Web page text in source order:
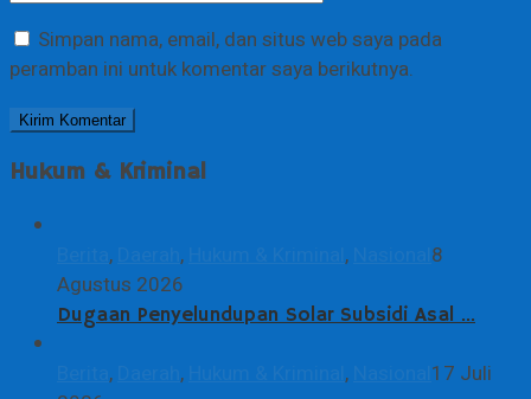
Simpan nama, email, dan situs web saya pada
peramban ini untuk komentar saya berikutnya.
Hukum & Kriminal
, , ,
8
Agustus 2026
Dugaan Penyelundupan Solar Subsidi Asal …
, , ,
17 Juli